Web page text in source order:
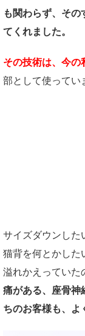
も関わらず、その
てくれました。
その技術は、今の
部として使ってい
サイズダウンした
猫背を何とかした
溢れかえっていた
痛がある、座骨神
ちのお客様も、よ